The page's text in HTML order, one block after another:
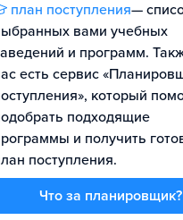
план поступления—
вами учебных
и программ.
есть сервис
который
подходящие
и получить
поступления.
Что за планировщик?